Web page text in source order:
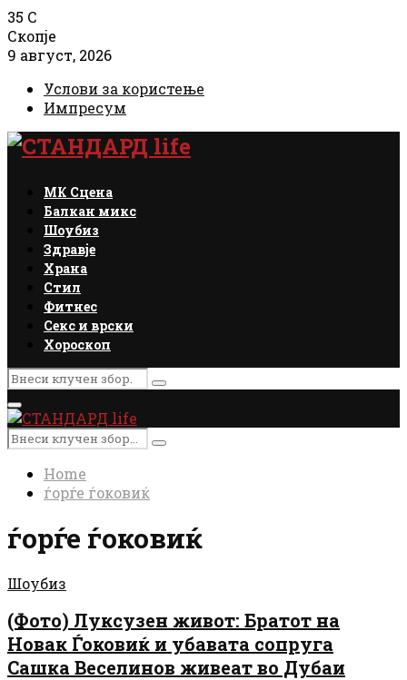
35 C
Скопје
9 август, 2026
Услови за користење
Импресум
Facebook
Instagram
Email
Rss
МК Сцена
Балкан микс
Шоубиз
Здравје
Храна
Стил
Фитнес
Секс и врски
Хороскоп
Search
for:
Search
Primary
Menu
Search
for:
Search
Home
ѓорѓе ѓоковиќ
ѓорѓе ѓоковиќ
Шоубиз
(Фото) Луксузен живот: Братот на
Новак Ѓоковиќ и убавата сопруга
Сашка Веселинов живеат во Дубаи